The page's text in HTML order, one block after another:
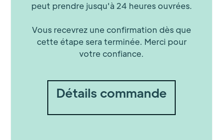
peut prendre jusqu'à 24 heures ouvrées.
Vous recevrez une confirmation dès que
cette étape sera terminée. Merci pour
votre confiance.
Détails commande